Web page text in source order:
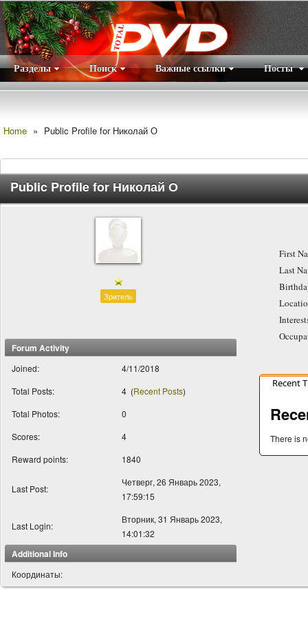
Разделы Поиск Важные ссылки Посты
Home » Public Profile for Николай О
Public Profile for Николай О
Зритель
Forum Activity
Joined:
4/11/2018
Total Posts:
4 (Recent Posts)
Total Photos:
0
Scores:
4
Reward points:
1840
Last Post:
Четверг, 26 Январь 2023,
17:59:15
Last Login:
Вторник, 31 Январь 2023,
14:01:32
Additional Info
Координаты:
First
Last
Recent
There is